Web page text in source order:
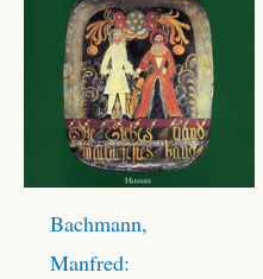
Bachmann,
Manfred: